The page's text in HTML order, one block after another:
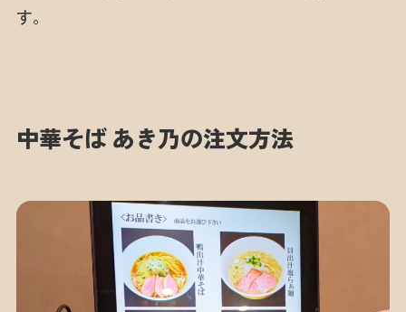
す。
中華そば あき乃の注文方法